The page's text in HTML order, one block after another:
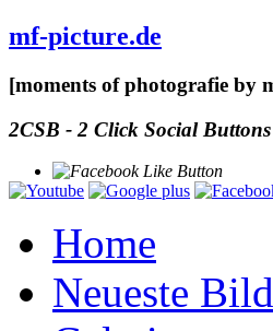
mf-picture.de
[moments of photografie by
2CSB - 2 Click Social Buttons
Home
Neueste